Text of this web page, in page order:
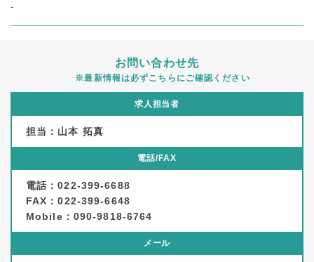
-
お問い合わせ先
※最新情報は必ずこちらにご確認ください
求人担当者
担当：山本 拓真
電話/FAX
電話：022-399-6688
FAX：022-399-6648
Mobile：090-9818-6764
メール